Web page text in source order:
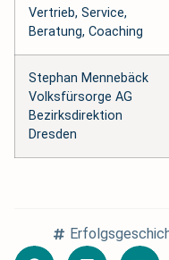
Vertrieb, Service,
Beratung, Coaching
Stephan Mennebäck
Volksfürsorge AG
Bezirksdirektion
Dresden